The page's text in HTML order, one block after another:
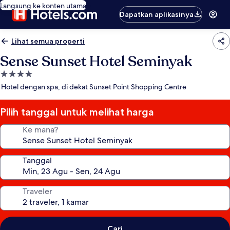
Langsung ke konten utama
Dapatkan aplikasinya
Lihat semua properti
Sense Sunset Hotel Seminyak
Properti
bintang
Hotel dengan spa, di dekat Sunset Point Shopping Centre
Pilih tanggal untuk melihat harga
Ke mana?
Tanggal
Traveler